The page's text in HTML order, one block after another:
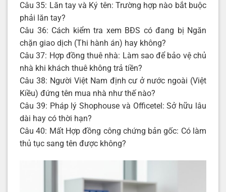
Câu 35: Lăn tay và Ký tên: Trường hợp nào bắt buộc
phải lăn tay?
Câu 36: Cách kiểm tra xem BĐS có đang bị Ngăn
chặn giao dịch (Thi hành án) hay không?
Câu 37: Hợp đồng thuê nhà: Làm sao để bảo vệ chủ
nhà khi khách thuê không trả tiền?
Câu 38: Người Việt Nam định cư ở nước ngoài (Việt
Kiều) đứng tên mua nhà như thế nào?
Câu 39: Pháp lý Shophouse và Officetel: Sở hữu lâu
dài hay có thời hạn?
Câu 40: Mất Hợp đồng công chứng bản gốc: Có làm
thủ tục sang tên được không?